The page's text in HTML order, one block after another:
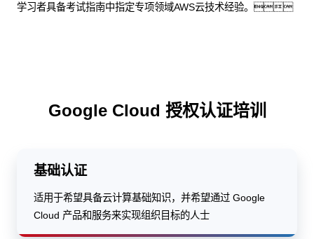
学习者具备考试指南中指定专项领域AWS云技术经验。
Google Cloud 授权认证培训
基础认证
适用于希望具备云计算基础知识，并希望通过 Google
Cloud 产品和服务来实现组织目标的人士